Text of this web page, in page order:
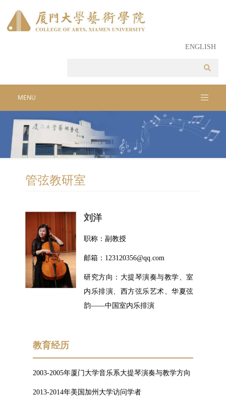
ENGLISH
MENU
管弦教研室
刘洋
职称：副教授
邮箱：123120356@qq.com
研究方向：大提琴演奏与教学、室
内乐排演、西方弦乐艺术、华夏弦
韵——中国室内乐排演
教育经历
2003-2005年厦门大学音乐系大提琴演奏与教学方向
2013-2014年美国加州大学访问学者